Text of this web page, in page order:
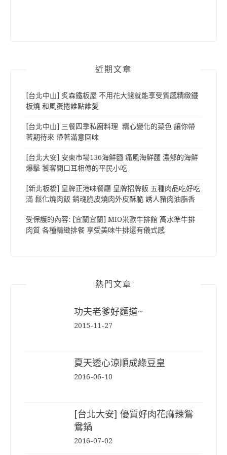
近期文章
[台北中山] 炙森鐵板屋 不用花大錢就能享受質感精緻鐵
板燒 和風蛋捲誰點誰愛
[台北中山] 三餐四季私廚料理 精心變化的菜色 讓你帶
著期待來 帶著滿意回味
[台北大安] 安東市場136海鮮麵 痛風海鮮麵 濃郁的海鮮
爆擊 饕客間口耳相傳的平民小吃
[新北板橋] 皇牌正港味餐廳 皇牌招牌飯 五種肉品吃好吃
滿 鬆化燒肉飯 銷魂脆皮燒肉外皮酥脆 誘人豬肉油脂香
受保護的內容: [宜蘭宜蘭] MIO米歐牛排館 高水準牛排
肉質 各種精緻排餐 享受美味牛排還有儀式感
熱門文章
功夫老爹好麵道~
2015-11-27
夏天透心涼順成綠豆皇
2016-06-10
[台北大安] 優質好肉花麻辣鴛
鴦鍋
2016-07-02